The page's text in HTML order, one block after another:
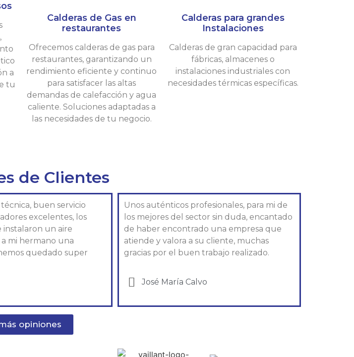
a
tu
Calderas de Gas en
restaurantes
Ofrecemos calderas de gas para
restaurantes, garantizando un
rendimiento eficiente y continuo
para satisfacer las altas
demandas de calefacción y agua
caliente. Soluciones adaptadas a
las necesidades de tu negocio.
Calderas para grandes
Instalaciones
Calderas de gran capacidad para
fábricas, almacenes o
instalaciones industriales con
necesidades térmicas específicas.
de Clientes
buen servicio
excelentes, los
instalaron un aire
mi hermano una
quedado super
Unos auténticos profesionales, para mi de
los mejores del sector sin duda, encantado
de haber encontrado una empresa que
atiende y valora a su cliente, muchas
gracias por el buen trabajo realizado.
José María Calvo
opiniones